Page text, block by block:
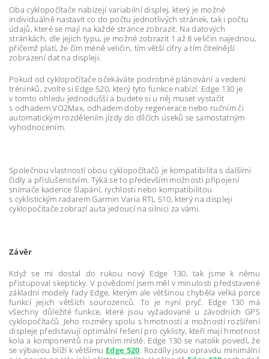
Oba cyklopočítače nabízejí variabilní displej, který je možné
individuálně nastavit co do počtu jednotlivých stránek, tak i počtu
údajů, které se mají na každé stránce zobrazit. Na datových
stránkách, dle jejich typu, je možné zobrazit 1 až 8 veličin najednou,
přičemž platí, že čím méně veličin, tím větší cifry a tím čitelnější
zobrazení dat na displeji.
Pokud od cyklopočítače očekáváte podrobné plánování a vedení
tréninků, zvolte si Edge 520, který tyto funkce nabízí. Edge 130 je
v tomto ohledu jednodušší a budete si u něj muset vystačit
s odhadem VO2Max, odhadem doby regenerace nebo ručním či
automatickým rozdělením jízdy do dílčích úseků se samostatným
vyhodnocením.
Společnou vlastností obou cyklopočítačů je kompatibilita s dalšími
čidly a příslušenstvím. Týká se to především možnosti připojení
snímače kadence šlapání, rychlosti nebo kompatibilitou
s cyklistickým radarem Garmin Varia RTL 510, který na displeji
cyklopočítače zobrazí auta jedoucí na silnici za vámi.
Závěr
Když se mi dostal do rukou nový Edge 130, tak jsme k němu
přistupoval skepticky. V povědomí jsem měl v minulosti představené
základní modely řady Edge, kterým ale většinou chyběla velká porce
funkcí jejich větších sourozenců. To je nyní pryč. Edge 130 má
všechny důležité funkce, které jsou vyžadované u závodních GPS
cyklopočítačů. Jeho rozměry spolu s hmotností a možností rozšíření
displeje představují optimální řešení pro cyklisty, kteří mají hmotnost
kola a komponentů na prvním místě. Edge 130 se natolik povedl, že
se výbavou blíží k většímu Edge 520 . Rozdíly jsou opravdu minimální